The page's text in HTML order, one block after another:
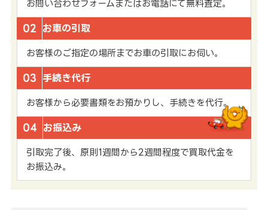
お問い合わせフォームまたはお電話にて無料査定。
02 お車の引取
お客様のご指定の場所までお車の引取にお伺い。
03 手続き代行
お客様から必要書類をお預かりし、手続きを代行。
04 お振込み
引取完了後、原則1週間から2週間程度で買取代金を
お振込み。